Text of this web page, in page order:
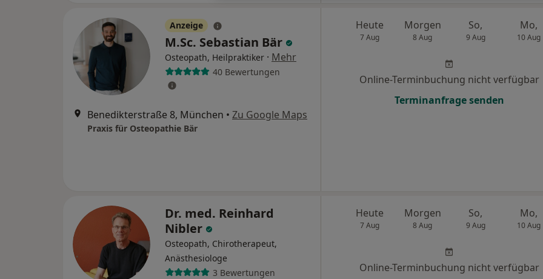
Anzeige
M.Sc. Sebastian Bär
Osteopath, Heilpraktiker · Mehr
40 Bewertungen
Benedikterstraße 8, München • Zu Google Maps
Praxis für Osteopathie Bär
Heute
7 Aug
Morgen
8 Aug
So,
9 Aug
Mo,
10 Aug
Online-Terminbuchung nicht verfügbar
Terminanfrage senden
Dr. med. Reinhard
Nibler
Osteopath, Chirotherapeut,
Anästhesiologe
3 Bewertungen
Heute
7 Aug
Morgen
8 Aug
So,
9 Aug
Mo,
10 Aug
Online-Terminbuchung nicht verfügbar